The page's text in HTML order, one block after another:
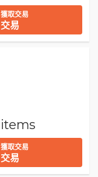
獲取交易
交易
獲取交易
交易